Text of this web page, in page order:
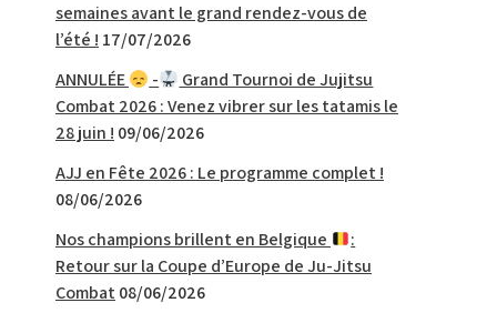
semaines avant le grand rendez-vous de
l’été ! 17/07/2026
ANNULÉE
-
Grand Tournoi de Jujitsu
Combat 2026 : Venez vibrer sur les tatamis le
28 juin ! 09/06/2026
AJJ en Fête 2026 : Le programme complet !
08/06/2026
Nos champions brillent en Belgique
:
Retour sur la Coupe d’Europe de Ju-Jitsu
Combat 08/06/2026